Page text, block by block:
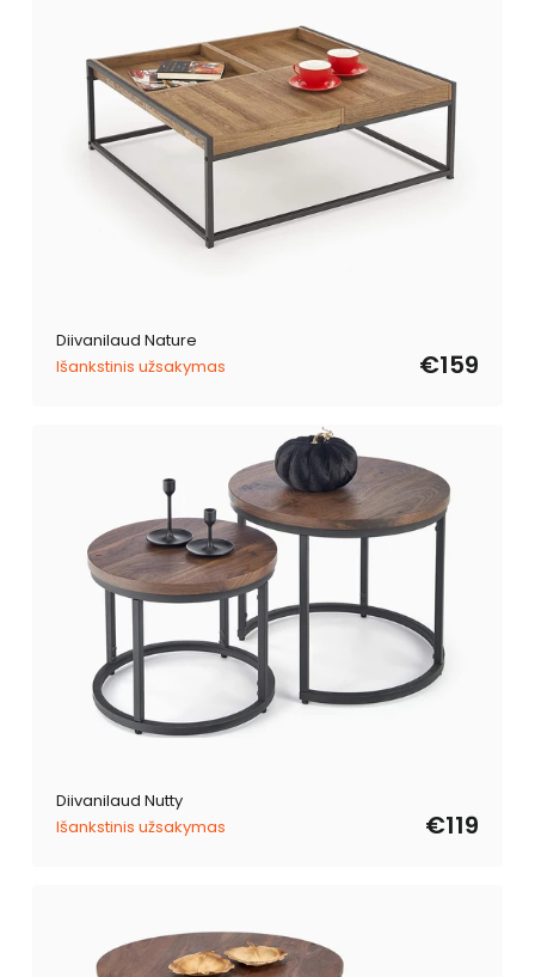
Diivanilaud Nature
Išankstinis užsakymas
€159
Diivanilaud Nutty
Išankstinis užsakymas
€119